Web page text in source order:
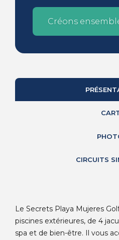
Créons
CIRCUITS
Le Secrets Playa Mujeres
piscines extérieures, de 4
spa et de bien-être. Il vous